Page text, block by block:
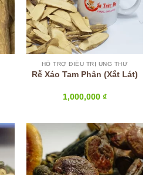
HỖ TRỢ ĐIỀU TRỊ UNG THƯ
Rễ Xáo Tam Phân (Xắt Lát)
1,000,000 ₫